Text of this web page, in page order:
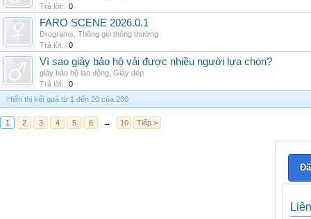
Trả lời:
0
FARO SCENE 2026.0.1
Drograms Thông gió thông thường
Trả lời:
0
Vì sao giày bảo hộ vải được nhiều người lựa chọn?
giày bảo hộ lao động Giày dép
Trả lời:
0
Hiển thị kết quả từ 1 đến 20 của 200
1 2 3 4 5 6 → 10 Tiếp >